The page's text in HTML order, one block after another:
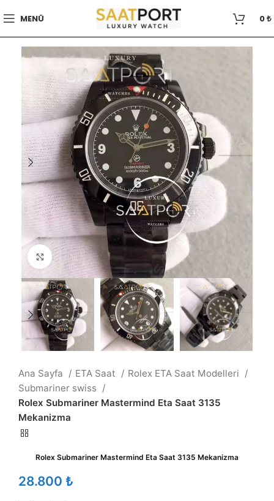
MENÜ 0₺
Büyütmek için tıklayın
Ana Sayfa ETA Saat
Rolex ETA Saat Modelleri
Submariner swiss
Rolex Submariner Mastermind Eta Saat 3135
Mekanizma
Rolex Submariner Mastermind Eta Saat 3135 Mekanizma
₺